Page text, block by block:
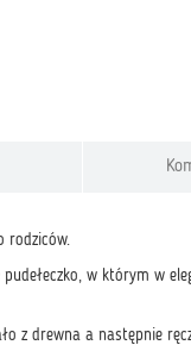
rodziców.
w którym w
z drewna a następnie